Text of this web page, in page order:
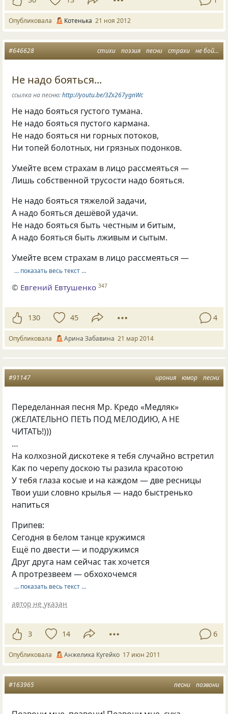
Опубликовала Котенька 21 ноя 2012
стихи поэзия песни страхи не бойся
#646628
Не надо бояться...
ссылка на песню:http://youtu.be/3Zx267ygnWc
Не надо бояться густого тумана.
Не надо бояться пустого кармана.
Не надо бояться ни горных потоков,
Ни топей болотных, ни грязных подонков.
Умейте всем страхам в лицо рассмеяться —
Лишь собственной трусости надо бояться.
Не надо бояться тяжелой задачи,
А надо бояться дешёвой удачи.
Не надо бояться быть честным и битым,
А надо бояться быть лживым и сытым.
Умейте всем страхам в лицо рассмеяться —
… показать весь текст …
© Евгений Евтушенко 347
130 45 4
Опубликовала Арина Забавина 21 мар 2014
ирония юмор песни
#91147
Переделанная песня Мр. Кредо «Медляк»
(ЖЕЛАТЕЛЬНО ПЕТЬ ПОД МЕЛОДИЮ, А НЕ
ЧИТАТЬ!)))
…
На колхозной дискотеке я тебя случайно встретил
Как по черепу доскою ты разила красотою
У тебя глаза косые и на каждом — две ресницы
Твои уши словно крылья — надо быстренько
напиться
Припев:
Сегодня в белом танце кружимся
Ещё по двести — и подружимся
Друг друга нам сейчас так хочется
А протрезвеем — обхохочемся
… показать весь текст …
автор не указан
3 14 6
Опубликовала Анжелика Кугейко 17 июн 2011
песни позвони
#163965